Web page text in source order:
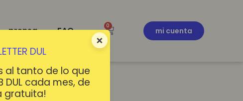
×
DUL
al tanto de lo que
DUL cada mes, de
gratuita!
prensa FAQ 0
mi cuenta